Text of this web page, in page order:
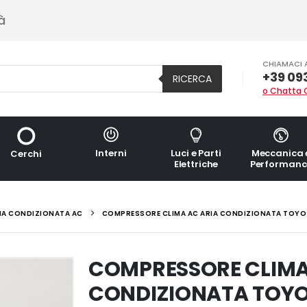
RICERCA
CHIAMACI
+39
o Chatta
Cerchi Interni
Luci e Parti
Elettriche
Meccanica
CONDIZIONATA AC COMPRESSORE CLIMA AC ARIA CONDIZIONATA
COMPRESSORE
CONDIZIONATA